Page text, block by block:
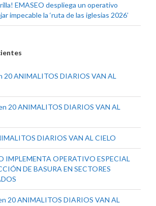
EMASEO despliega un operativo
impecable la ‘ruta de las iglesias 2026’
20 ANIMALITOS DIARIOS VAN AL
20 ANIMALITOS DIARIOS VAN AL
DIARIOS VAN AL CIELO
IMPLEMENTA OPERATIVO ESPECIAL
DE BASURA EN SECTORES
20 ANIMALITOS DIARIOS VAN AL